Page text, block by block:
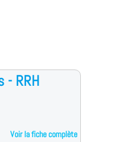
- RRH
Voir la fiche complète